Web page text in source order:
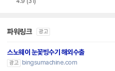
파워링크 광고
스노웨이 눈꽃빙수기 해외수출
광고
bingsumachine.com